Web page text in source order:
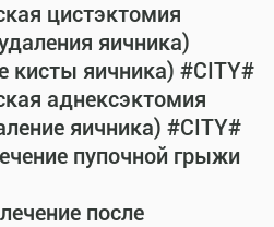
цистэктомия
яичника)
кисты яичника) #CITY#
аднексэктомия
яичника) #CITY#
пупочной грыжи
после